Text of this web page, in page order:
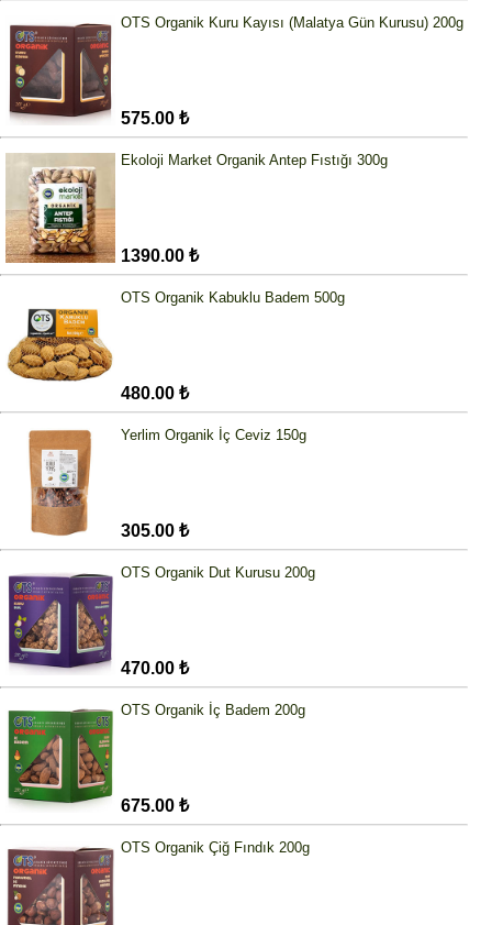
OTS Organik Kuru Kayısı (Malatya Gün Kurusu) 200g
575.00 ₺
Ekoloji Market Organik Antep Fıstığı 300g
1390.00 ₺
OTS Organik Kabuklu Badem 500g
480.00 ₺
Yerlim Organik İç Ceviz 150g
305.00 ₺
OTS Organik Dut Kurusu 200g
470.00 ₺
OTS Organik İç Badem 200g
675.00 ₺
OTS Organik Çiğ Fındık 200g